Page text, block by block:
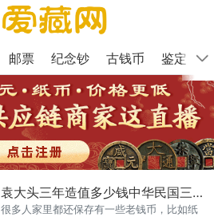
邮票 纪念钞 古钱币 鉴定
袁大头三年造值多少钱中华民国三年袁大头价格
很多人家里都还保存有一些老钱币，比如纸